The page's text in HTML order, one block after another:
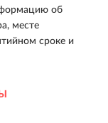
об
месте
сроке и